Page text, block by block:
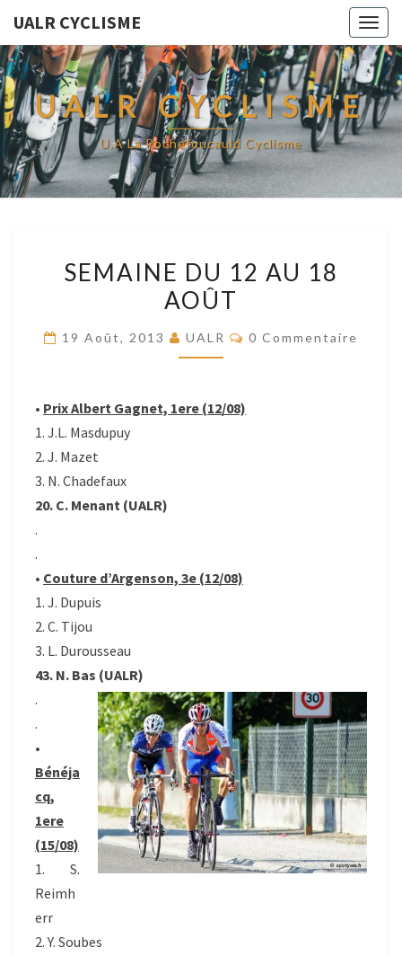
UALR CYCLISME
UALR CYCLISME
U.A La Rochefoucauld Cyclisme
DU
12
SEMAINE DU 12 AU 18
AOÛT
19 Août, 2013 UALR Commentaires
0 Commentaire
• Prix Albert Gagnet, 1ere (12/08)
1. J.L. Masdupuy
2. J. Mazet
3. N. Chadefaux
20. C. Menant (UALR)
.
.
• Couture d’Argenson, 3e (12/08)
1. J. Dupuis
2. C. Tijou
3. L. Durousseau
43. N. Bas (UALR)
.
.
•
Bénéja
cq,
1ere
(15/08)
1. S.
Reimh
err
2. Y. Soubes